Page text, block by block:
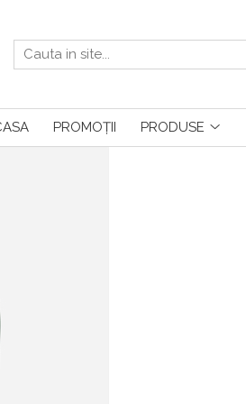
PROMOȚII PRODUSE